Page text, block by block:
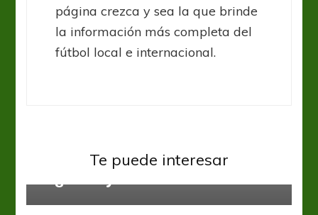
página crezca y sea la que brinde
la información más completa del
fútbol local e internacional.
Te puede interesar
Muchos debuts y goles en la